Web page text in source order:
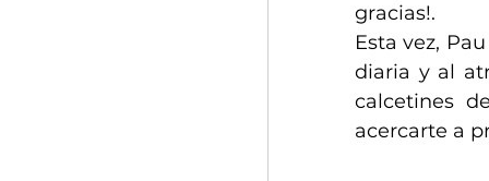
gracias!.
Esta vez,
diaria y al
calcetines
acercarte a